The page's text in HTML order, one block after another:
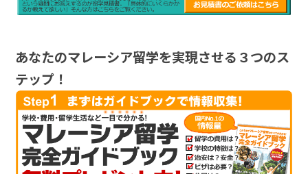
あなたのマレーシア留学を実現させる３つのス
テップ！